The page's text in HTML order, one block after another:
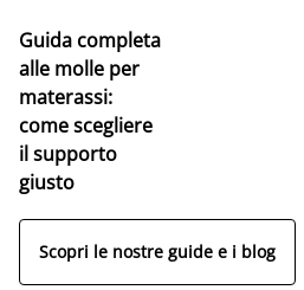
Guida completa
alle molle per
materassi:
come scegliere
il supporto
giusto
Scopri le nostre guide e i blog